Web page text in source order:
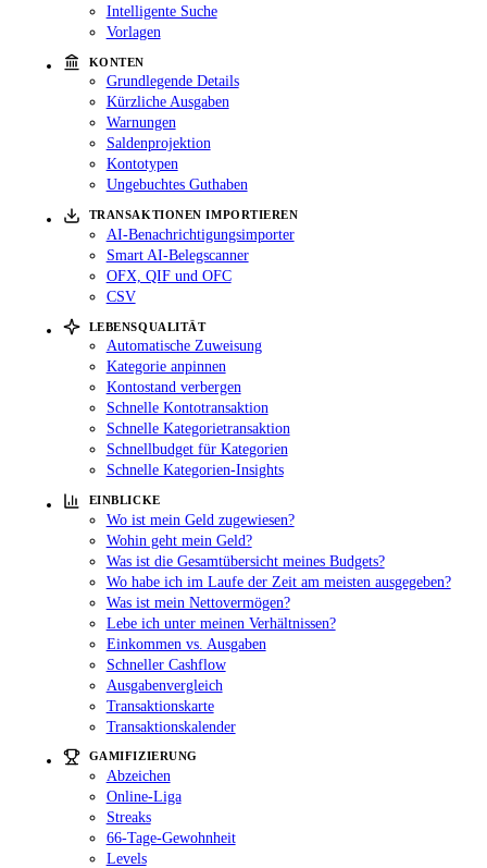
Intelligente Suche
Vorlagen
KONTEN
Grundlegende Details
Kürzliche Ausgaben
Warnungen
Saldenprojektion
Kontotypen
Ungebuchtes Guthaben
TRANSAKTIONEN IMPORTIEREN
AI-Benachrichtigungsimporter
Smart AI-Belegscanner
OFX, QIF und OFC
CSV
LEBENSQUALITÄT
Automatische Zuweisung
Kategorie anpinnen
Kontostand verbergen
Schnelle Kontotransaktion
Schnelle Kategorietransaktion
Schnellbudget für Kategorien
Schnelle Kategorien-Insights
EINBLICKE
Wo ist mein Geld zugewiesen?
Wohin geht mein Geld?
Was ist die Gesamtübersicht meines Budgets?
Wo habe ich im Laufe der Zeit am meisten ausgegeben?
Was ist mein Nettovermögen?
Lebe ich unter meinen Verhältnissen?
Einkommen vs. Ausgaben
Schneller Cashflow
Ausgabenvergleich
Transaktionskarte
Transaktionskalender
GAMIFIZIERUNG
Abzeichen
Online-Liga
Streaks
66-Tage-Gewohnheit
Levels